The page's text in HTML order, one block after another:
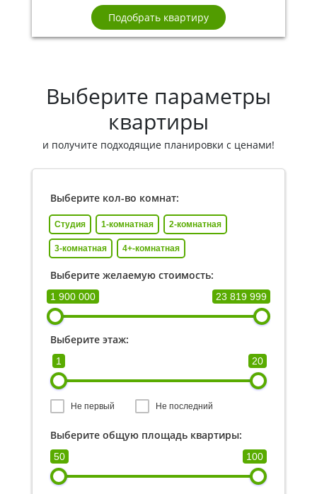
Подобрать квартиру
Выберите параметры
квартиры
и получите подходящие планировки с ценами!
Выберите кол-во комнат:
Студия 1-комнатная 2-комнатная
3-комнатная 4+-комнатная
Выберите желаемую стоимость:
1 900 000 23 819 999
Выберите этаж:
1 20
Не первый Не последний
Выберите общую площадь квартиры:
50 100